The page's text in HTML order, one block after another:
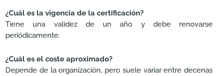
¿Cuál es la vigencia de la certificación?
Tiene una validez de un año y debe renovarse
periódicamente.
¿Cuál es el coste aproximado?
Depende de la organización, pero suele variar entre decenas